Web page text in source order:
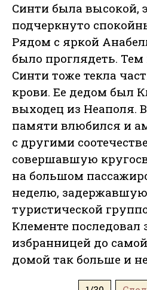
Синти была высокой,
подчеркнуто
Рядом с яркой
было проглядеть.
Синти тоже текла
крови. Ее дедом был
выходец из Неаполя.
памяти влюбился и
с другими
совершавшую
на большом
неделю,
туристической
Клементе последовал
избранницей до
домой так больше и